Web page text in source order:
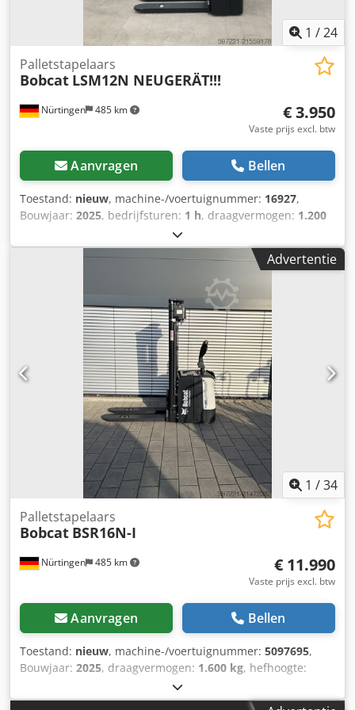
1 /24
Nürtingen 485 km
Palletstapelaars
Bobcat LSM12N NEUGERÄT!!!
€ 3.950
Vaste prijs excl. btw
Aanvragen Bellen
Toestand: nieuw, machine-/voertuignummer: 16927,
Bouwjaar: 2025, bedrijfsturen: 1 h, draagvermogen: 1.200
, ladingzwaartepunt:
brandstoftype:elektrisch, masttype:Simplex,
, batterijspanning:24 V, vorklengte:
, 5108763 Serienummer:
OBWNL-003130 Dedpoyv S Rmjfx Ab Esck Specificaties
batterij: 24V 60Ah
Advertentie
1 /34
Nürtingen 485 km
Palletstapelaars
Bobcat BSR16N-I
€ 11.990
Vaste prijs excl. btw
Aanvragen Bellen
Toestand: nieuw, machine-/voertuignummer: 5097695,
Bouwjaar: 2025, draagvermogen: 1.600 kg, hefhoogte:
1.400 mm
600 mm, brandstoftype:elektrisch, masttype:triplex,